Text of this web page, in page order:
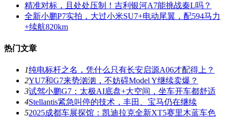
精准对标，且处处压制！吉利银河A7能挑战秦L吗？
全新小鹏P7实拍，大过小米SU7+电动尾翼，配594马力
+续航820km
热门文章
1纯电标杆之名，凭什么只有长安启源A06才配得上？
2YU7和G7来势汹汹，不妨碍Model Y继续卖爆？
3试驾小鹏G7：太极AI底盘+大空间，坐车开车都舒适
4Stellantis紧急叫停的技术，丰田、宝马仍在继续
52025成都车展探馆：凯迪拉克全新XT5赛里木蓝车色